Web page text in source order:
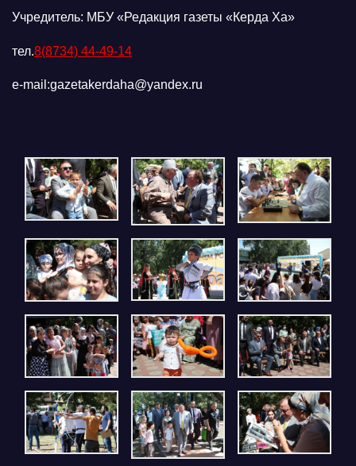
Учредитель: МБУ «Редакция газеты «Керда Ха»
тел.8(8734) 44-49-14
e-mail:gazetakerdaha@yandex.ru